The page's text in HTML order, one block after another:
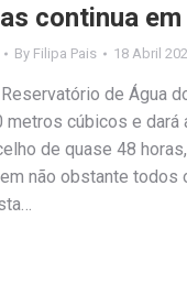
continua
By Filipa Pais 18 Abril
de Água
cúbicos e dará
de quase 48
não obstante todos